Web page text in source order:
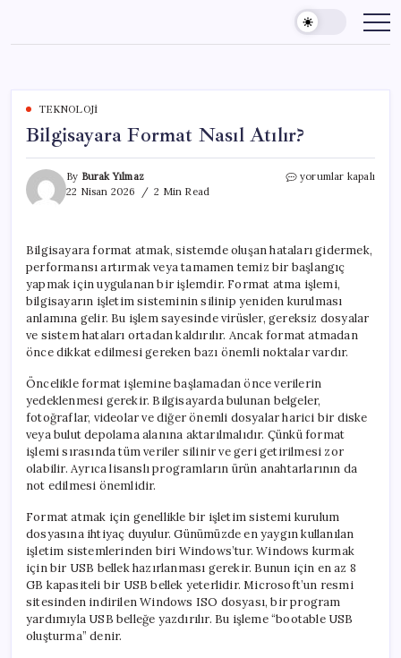
content
TEKNOLOJI
Bilgisayara Format Nasıl Atılır?
By Burak Yılmaz
22 Nisan 2026
2 Min Read
Bilgisayara
yorumlar kapalı
Bilgisayara format atmak, sistemde oluşan hataları gidermek,
performansı artırmak veya tamamen temiz bir başlangıç
yapmak için uygulanan bir işlemdir. Format atma işlemi,
bilgisayarın işletim sisteminin silinip yeniden kurulması
anlamına gelir. Bu işlem sayesinde virüsler, gereksiz dosyalar
ve sistem hataları ortadan kaldırılır. Ancak format atmadan
önce dikkat edilmesi gereken bazı önemli noktalar vardır.
Öncelikle format işlemine başlamadan önce verilerin
yedeklenmesi gerekir. Bilgisayarda bulunan belgeler,
fotoğraflar, videolar ve diğer önemli dosyalar harici bir diske
veya bulut depolama alanına aktarılmalıdır. Çünkü format
işlemi sırasında tüm veriler silinir ve geri getirilmesi zor
olabilir. Ayrıca lisanslı programların ürün anahtarlarının da
not edilmesi önemlidir.
Format atmak için genellikle bir işletim sistemi kurulum
dosyasına ihtiyaç duyulur. Günümüzde en yaygın kullanılan
işletim sistemlerinden biri Windows’tur. Windows kurmak
için bir USB bellek hazırlanması gerekir. Bunun için en az 8
GB kapasiteli bir USB bellek yeterlidir. Microsoft’un resmi
sitesinden indirilen Windows ISO dosyası, bir program
yardımıyla USB belleğe yazdırılır. Bu işleme “bootable USB
oluşturma” denir.